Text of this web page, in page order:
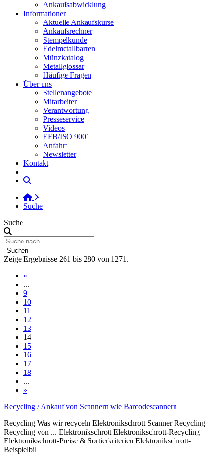
Ankaufsabwicklung
Informationen
Aktuelle Ankaufskurse
Ankaufsrechner
Stempelkunde
Edelmetallbarren
Münzkatalog
Metallglossar
Häufige Fragen
Über uns
Stellenangebote
Mitarbeiter
Verantwortung
Presseservice
Videos
EFB/ISO 9001
Anfahrt
Newsletter
Kontakt
Suche
Suche
Suchen
Zeige Ergebnisse 261 bis 280 von 1271.
«
...
9
10
11
12
13
14
15
16
17
18
...
»
Recycling / Ankauf von Scannern wie Barcodescannern
Recycling Was wir recyceln Elektronikschrott Scanner Recycling
Recycling von ... Elektronikschrott Elektronikschrott-Recycling
Elektronikschrott-Preise & Sortierkriterien Elektronikschrott-
Beispielbil